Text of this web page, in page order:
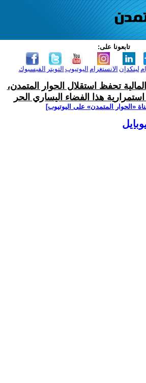
تابعونا على:
الفيسبوك التويتر اليوتيوب الانستغرام لينكدإن
تحفظ استقلال الحوار المتمدن،
هذا الفضاء اليساري الحر
‫«الحوار المتمدن» على اليوتيوب]